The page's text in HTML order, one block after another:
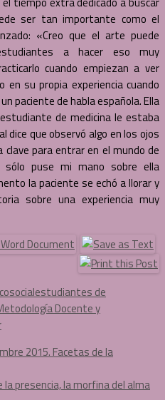
ser tan importante como el
«Creo que el arte puede
a hacer eso muy
cuando empiezan a ver
su propia experiencia cuando
paciente de habla española. Ella
de medicina le estaba
dice que observó algo en los ojos
para entrar en el mundo de
puse mi mano sobre ella
la paciente se echó a llorar y
sobre una experiencia muy
estudiantes de
Docente y
2015. Facetas de la
la presencia, la morfina del alma